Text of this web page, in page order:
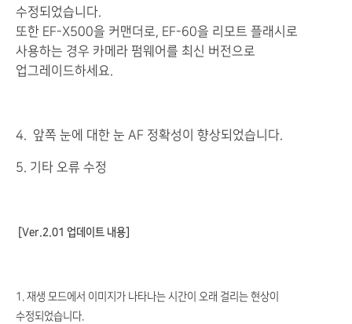
수정되었습니다.
또한 EF-X500을 커맨더로, EF-60을 리모트 플래시로
사용하는 경우 카메라 펌웨어를 최신 버전으로
업그레이드하세요.
4. 앞쪽 눈에 대한 눈 AF 정확성이 향상되었습니다.
5. 기타 오류 수정
[Ver.2.01 업데이트 내용]
1. 재생 모드에서 이미지가 나타나는 시간이 오래 걸리는 현상이
수정되었습니다.